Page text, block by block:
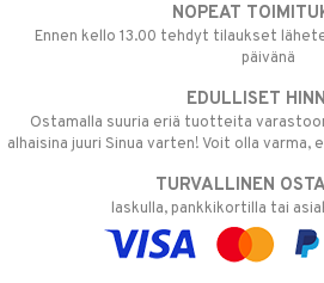
NOPEAT
Ennen kello 13.00 tehdyt tilaukset
päivänä
EDULLISET
Ostamalla suuria eriä tuotteita
alhaisina juuri Sinua varten! Voit olla
TURVALLINEN
laskulla, pankkikortilla tai